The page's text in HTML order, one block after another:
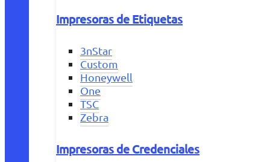
Impresoras de Etiquetas
3nStar
Custom
Honeywell
One
TSC
Zebra
Impresoras de Credenciales